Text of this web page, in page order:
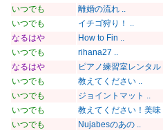
いつでも
離婚の流れ ..
いつでも
イチゴ狩り！ ..
なるはや
How to Fin ..
いつでも
rihana27 ..
なるはや
ピアノ練習室レンタル ..
いつでも
教えてください ..
いつでも
ジョイントマット ..
いつでも
教えてください！美味 ..
いつでも
Nujabesのあの ..